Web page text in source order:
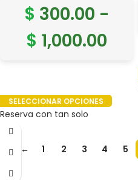
$ 300.00 -
$ 1,000.00
SELECCIONAR OPCIONES
Reserva con tan solo
← 1 2 3 4 5